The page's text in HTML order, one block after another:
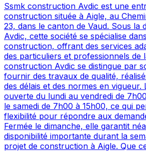
Ssmk construction Avdic est une
construction située à Aigle, au
23, dans le canton de Vaud. Sous la
Avdic, cette société se spécialise
construction, offrant des services
des particuliers et professionnels de
construction Avdic se distingue par
fournir des travaux de qualité,
des délais et des normes en vigueur.
ouverte du lundi au vendredi de
le samedi de 7h00 à 15h00, ce qui
flexibilité pour répondre aux
Fermée le dimanche, elle garantit
disponibilité importante durant la
projet de construction à Aigle. Que